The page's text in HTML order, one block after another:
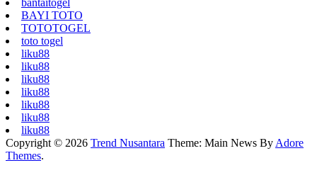
bantaitogel
BAYI TOTO
TOTOTOGEL
toto togel
liku88
liku88
liku88
liku88
liku88
liku88
liku88
Copyright © 2026 Trend Nusantara Theme: Main News By Adore
Themes.